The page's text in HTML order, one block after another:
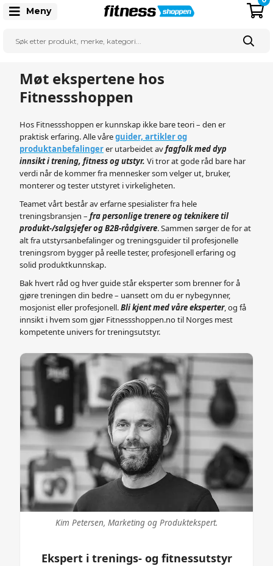
Meny
Møt ekspertene hos
Fitnessshoppen
Hos Fitnessshoppen er kunnskap ikke bare teori – den er
praktisk erfaring. Alle våreguider, artikler og
produktanbefalingerer utarbeidet avfagfolk med dyp
innsikt i trening, fitness og utstyr. Vi tror at gode råd bare har
verdi når de kommer fra mennesker som velger ut, bruker,
monterer og tester utstyret i virkeligheten.
Teamet vårt består av erfarne spesialister fra hele
treningsbransjen – fra personlige trenere og teknikere til
produkt-/salgsjefer og B2B-rådgivere. Sammen sørger de for at
alt fra utstyrsanbefalinger og treningsguider til profesjonelle
treningsrom bygger på reelle tester, profesjonell erfaring og
solid produktkunnskap.
Bak hvert råd og hver guide står eksperter som brenner for å
gjøre treningen din bedre – uansett om du er nybegynner,
mosjonist eller profesjonell.Bli kjent med våre eksperter, og få
innsikt i hvem som gjør Fitnessshoppen.no til Norges mest
kompetente univers for treningsutstyr.
Kim Petersen, Marketing og Produktekspert.
Ekspert i trenings- og fitnessutstyr